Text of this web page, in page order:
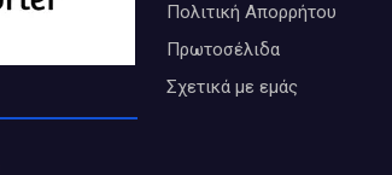
Πολιτική Απορρήτου
Πρωτοσέλιδα
Σχετικά με εμάς